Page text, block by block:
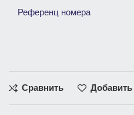
Референц номера
Сравнить